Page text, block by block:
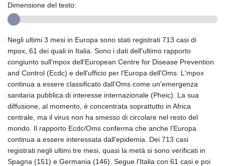
Dimensione del testo:
Negli ultimi 3 mesi in Europa sono stati registrati 713 casi di
mpox, 61 dei quali in Italia. Sono i dati dell'ultimo rapporto
congiunto sull'mpox dell'European Centre for Disease Prevention
and Control (Ecdc) e dell'ufficio per l'Europa dell'Oms. L'mpox
continua a essere classificato dall'Oms come un'emergenza
sanitaria pubblica di interesse internazionale (Pheic). La sua
diffusione, al momento, è concentrata soprattutto in Africa
centrale, ma il virus non ha smesso di circolare nel resto del
mondo. Il rapporto Ecdc/Oms conferma che anche l'Europa
continua a essere interessata dall'epidemia. Dei 713 casi
registrati negli ultimi tre mesi, quasi la metà si sono verificati in
Spagna (151) e Germania (146). Segue l'Italia con 61 casi e poi